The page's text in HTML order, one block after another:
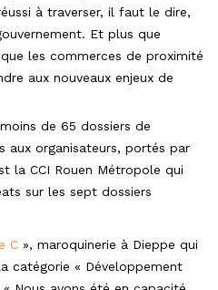
à traverser, il faut le dire,
Et plus que
les commerces de proximité
aux nouveaux enjeux de
de 65 dossiers de
aux organisateurs, portés par
la CCI Rouen Métropole qui
sur les sept dossiers
C », maroquinerie à Dieppe qui
catégorie « Développement